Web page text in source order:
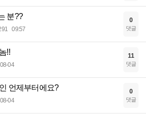
분??
09:57
0
댓글
!!
08-04
11
댓글
언제부터에요?
08-04
0
댓글